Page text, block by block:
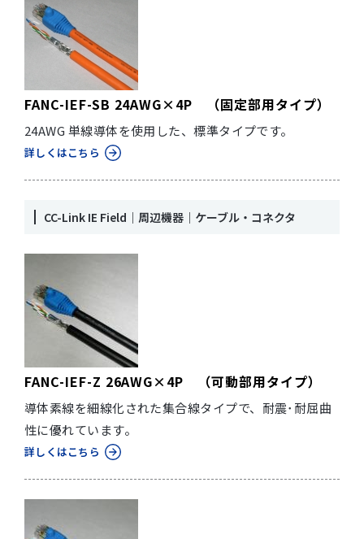
FANC-IEF-SB 24AWG×4P （固定部用タイプ）
24AWG 単線導体を使用した、標準タイプです。
詳しくはこちら
CC-Link IE Field｜周辺機器｜ケーブル・コネクタ
FANC-IEF-Z 26AWG×4P （可動部用タイプ）
導体素線を細線化された集合線タイプで、耐震･耐屈曲
性に優れています。
詳しくはこちら